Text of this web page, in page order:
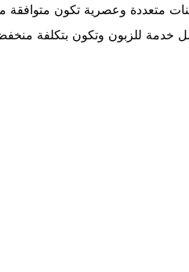
متعددة وعصرية تكون متوافقة
خدمة للزبون وتكون بتكلفة